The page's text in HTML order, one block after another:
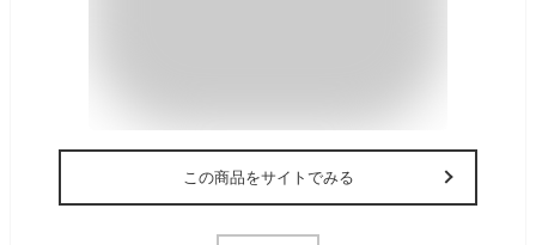
この商品をサイトでみる